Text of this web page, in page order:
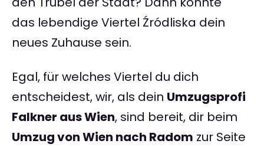
das lebendige Viertel Źródliska dein
neues Zuhause sein.
Egal, für welches Viertel du dich
entscheidest, wir, als dein Umzugsprofi
Falkner aus Wien, sind bereit, dir beim
Umzug von Wien nach Radom zur Seite